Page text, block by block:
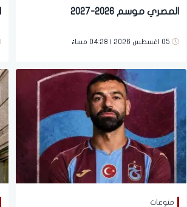
المصري موسم 2026-2027
05 اغسطس 2026 | 04:28 مساءً
منوعات